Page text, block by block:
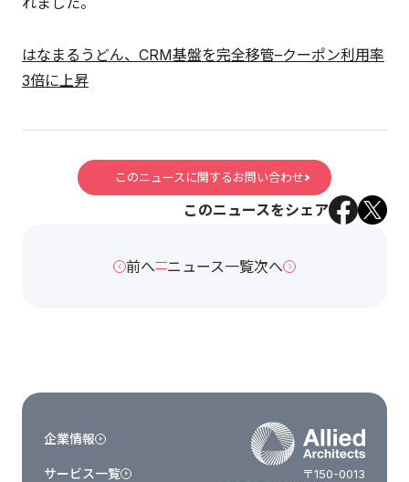
はなまるうどん、CRM基盤を完全移管–クーポン利用率
3倍に上昇
このニュースに関するお問い合わせ
このニュースをシェア
前へ ニュース一覧次へ
〒150-0013
企業情報
サービス一覧